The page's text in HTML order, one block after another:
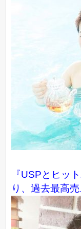
『USPとヒッ
り、過去最高